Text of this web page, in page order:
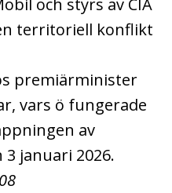
territoriell konflikt
premiärminister
vars ö fungerade
av
januari 2026.